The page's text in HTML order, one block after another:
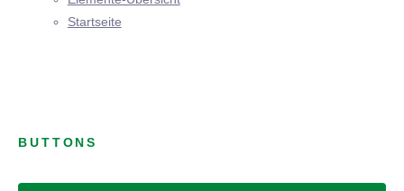
Startseite
BUTTONS